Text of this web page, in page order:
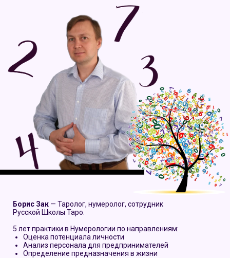
Борис Зак — Таролог, нумеролог, сотрудник
Русской Школы Таро.
5 лет практики в Нумерологии по направлениям:
Оценка потенциала личности
Анализ персонала для предпринимателей
Определение предназначения в жизни